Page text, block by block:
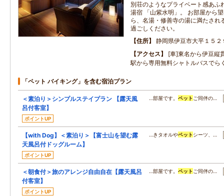
別荘のようなプライベート感あふ
湯宿 「山紫水明」。 お部屋から
ら、名湯・修善寺の湯に満たされ
過ごしください。
住所
静岡県伊豆市大平１５２
アクセス
[車]東名から伊豆
駅から専用無料シャトルバスでら
「ペット バイキング」を含む宿泊プラン
＜素泊り＞シンプルステイプラン 【露天風
呂付客室】
ポイントUP
…部屋です。 ペット ご同伴の…
【with Dog】＜素泊り＞【富士山を望む露
天風呂付ドッグルーム】
ポイントUP
…きタオルやペット シーツ、…
＜朝食付＞旅のアレンジ自由自在【露天風呂
付客室】
ポイントUP
…部屋です。 ペット ご同伴の…